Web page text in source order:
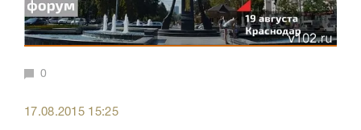
0
17.08.2015 15:25